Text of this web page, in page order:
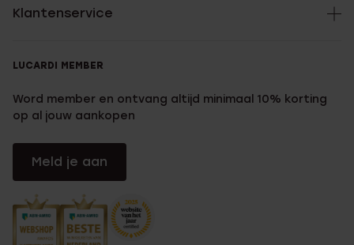
Klantenservice
LUCARDI MEMBER
Word member en ontvang altijd minimaal 10% korting
op al jouw aankopen
Meld je aan